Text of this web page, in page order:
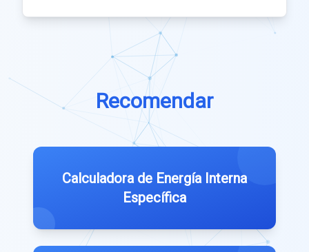
Recomendar
Calculadora de Energía Interna
Específica